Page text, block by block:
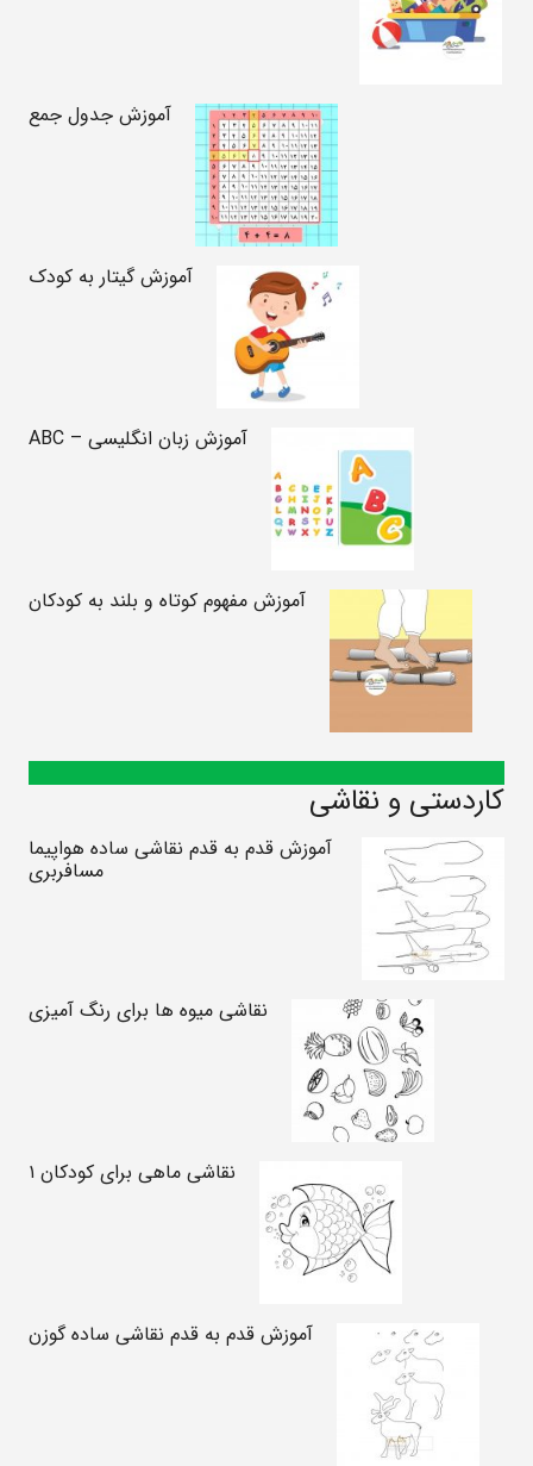
آموزش جدول جمع
آموزش گیتار به کودک
آموزش زبان انگلیسی – ABC
آموزش مفهوم کوتاه و بلند به کودکان
کاردستی و نقاشی
آموزش قدم به قدم نقاشی ساده هواپیما
مسافربری
نقاشی میوه ها برای رنگ آمیزی
نقاشی ماهی برای کودکان ۱
آموزش قدم به قدم نقاشی ساده گوزن